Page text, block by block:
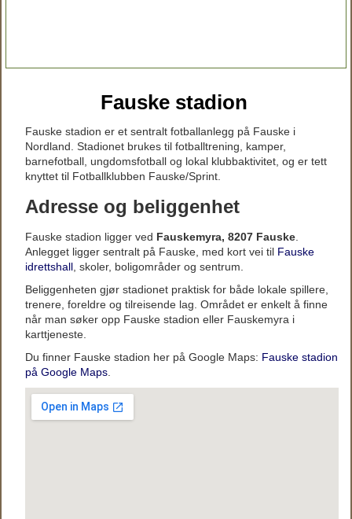
Fauske stadion
Fauske stadion er et sentralt fotballanlegg på Fauske i
Nordland. Stadionet brukes til fotballtrening, kamper,
barnefotball, ungdomsfotball og lokal klubbaktivitet, og er tett
knyttet til Fotballklubben Fauske/Sprint.
Adresse og beliggenhet
Fauske stadion ligger ved Fauskemyra, 8207 Fauske
Anlegget ligger sentralt på Fauske, med kort vei til Fauske
idrettshall , skoler, boligområder og sentrum.
Beliggenheten gjør stadionet praktisk for både lokale spillere,
trenere, foreldre og tilreisende lag. Området er enkelt å finne
når man søker opp Fauske stadion eller Fauskemyra i
karttjeneste.
Du finner Fauske stadion her på Google Maps: Fauske stadion
på Google Maps